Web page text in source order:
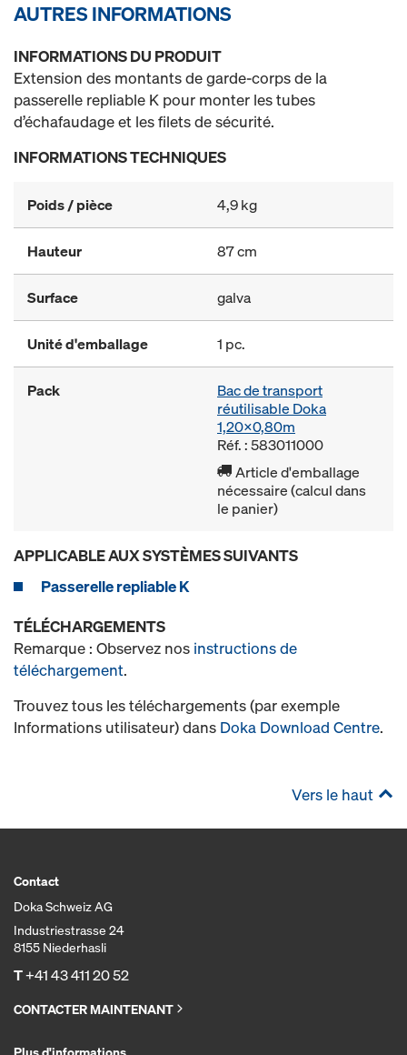
AUTRES INFORMATIONS
INFORMATIONS DU PRODUIT
Extension des montants de garde-corps de la
passerelle repliable K pour monter les tubes
d’échafaudage et les filets de sécurité.
INFORMATIONS TECHNIQUES
Poids / pièce 4,9 kg
Hauteur 87 cm
Surface galva
Unité d'emballage 1 pc.
Pack
Bac de transport
réutilisable Doka
1,20x0,80m
Réf. : 583011000
Article d'emballage
nécessaire (calcul dans
le panier)
APPLICABLE AUX SYSTÈMES SUIVANTS
Passerelle repliable K
TÉLÉCHARGEMENTS
Remarque : Observez nos instructions de
téléchargement.
Trouvez tous les téléchargements (par exemple
Informations utilisateur) dans Doka Download Centre.
Vers le haut
Contact
Doka Schweiz AG
Industriestrasse 24
8155 Niederhasli
T+41 43 411 20 52
CONTACTER MAINTENANT